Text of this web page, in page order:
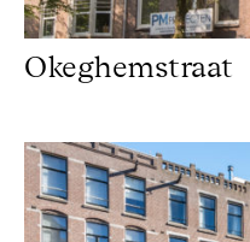
Okeghemstraat
Nicolaas Maesstraat